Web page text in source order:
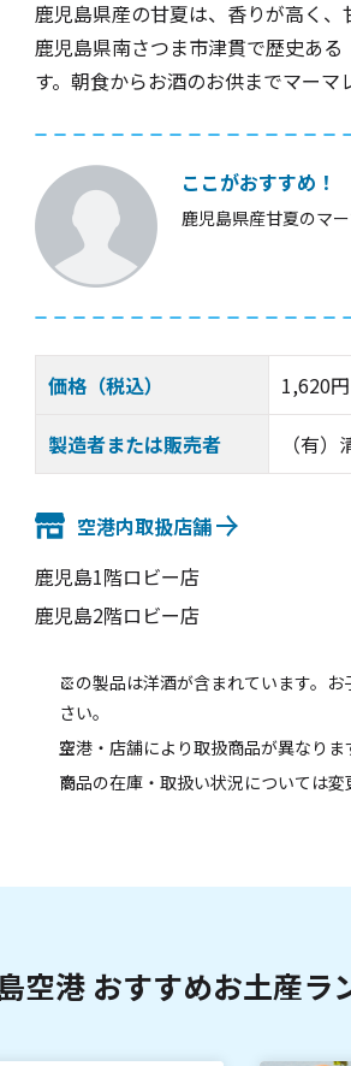
鹿児島県産の甘夏は、香りが高く、
鹿児島県南さつま市津貫で歴史あ
す。朝食からお酒のお供までマーマ
ここがおすすめ！
鹿児島県産甘夏のマ
価格（税込） 1,620円
製造者または販売者 （有
空港内取扱店舗
鹿児島1階ロビー店
鹿児島2階ロビー店
この製品は洋酒が含まれています。
さい。
空港・店舗により取扱商品が異なりま
商品の在庫・取扱い状況については
空港 おすすめお土産ラ